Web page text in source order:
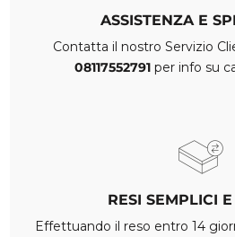
ASSISTENZA E
Contatta il nostro Servizio
08117552791 per info su
RESI SEMPLICI
Effettuando il reso entro 14